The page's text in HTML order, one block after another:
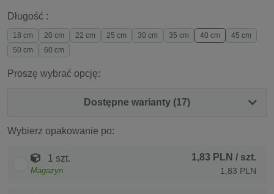
Długość :
18 cm 20 cm 22 cm 25 cm 30 cm 35 cm 40 cm
45 cm
50 cm
60 cm
Proszę wybrać opcję:
Dostępne warianty (17)
Wybierz opakowanie po:
1 szt.
Magazyn
1,83 PLN / szt.
1,83 PLN